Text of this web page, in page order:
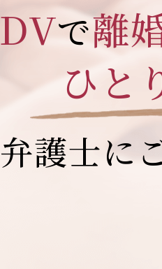
DVで離
ひと
弁護士に